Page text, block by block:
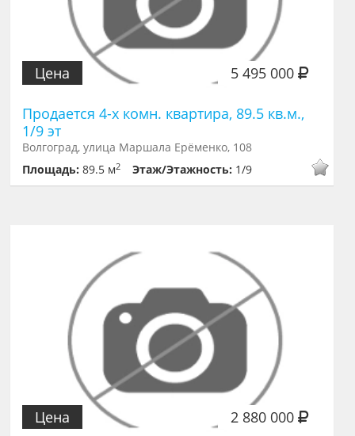
5 495 000
Цена
Продается 4-х комн. квартира, 89.5 кв.м.,
1/9 эт
Волгоград, улица Маршала Ерёменко, 108
Площадь:89.5 м2 Этаж/Этажность: 1/9
2 880 000
Цена